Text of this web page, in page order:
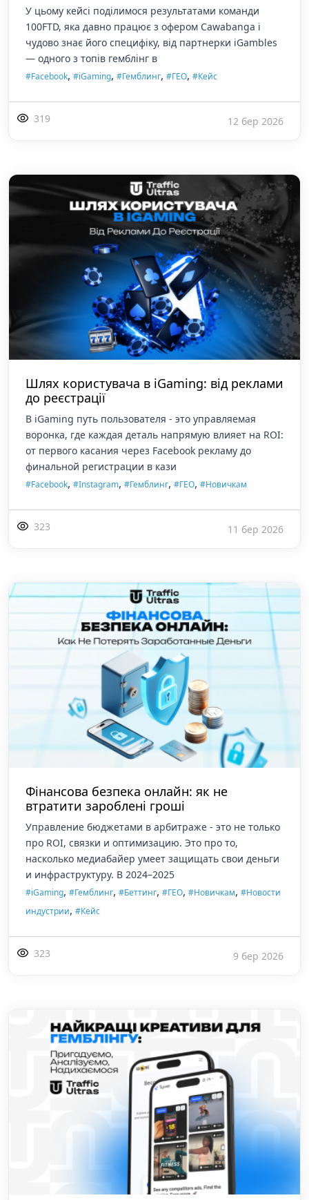
У цьому кейсі поділимося результатами команди
100FTD, яка давно працює з офером Cawabanga і
чудово знає його специфіку, від партнерки iGambles
— одного з топів гемблінг в
#Facebook, #iGaming, #Гемблинг, #ГЕО, #Кейс
319 12 бер 2026
Шлях користувача в iGaming: від реклами
до реєстрації
В iGaming путь пользователя - это управляемая
воронка, где каждая деталь напрямую влияет на ROI:
от первого касания через Facebook рекламу до
финальной регистрации в кази
#Facebook, #Instagram, #Гемблинг, #ГЕО, #Новичкам
323 11 бер 2026
Фінансова безпека онлайн: як не
втратити зароблені гроші
Управление бюджетами в арбитраже - это не только
про ROI, связки и оптимизацию. Это про то,
насколько медиабайер умеет защищать свои деньги
и инфраструктуру. В 2024–2025
#iGaming, #Гемблинг, #Беттинг, #ГЕО, #Новичкам, #Новости
индустрии, #Кейс
323 9 бер 2026